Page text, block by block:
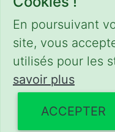
En poursuivant
site, vous
utilisés pour les
savoir plus
ACCEPTER
CONDITIONS-
Powered by Euro Web